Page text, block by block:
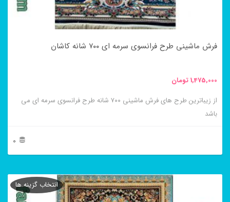
صفحه
انتخاب
شوند
فرش ماشینی طرح فرانسوی سرمه ای ۷۰۰ شانه کاشان
1,475,000تومان
از زیباترین طرح های فرش ماشینی ۷۰۰ شانه طرح فرانسوی سرمه ای می
باشد
0
محصول
انتخاب گزینه ها